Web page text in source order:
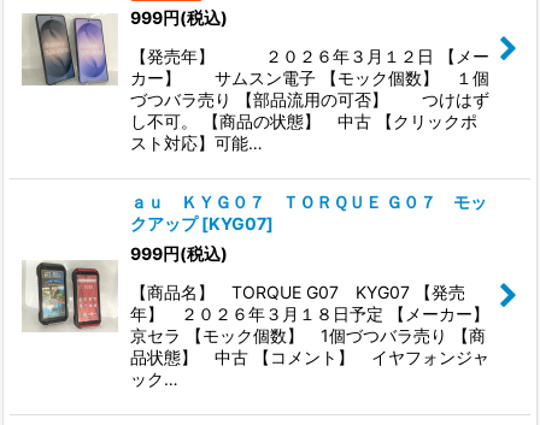
999円(税込)
【発売年】 ２０２６年３月１２日 【メー
カー】 サムスン電子 【モック個数】 １個
づつバラ売り 【部品流用の可否】 つけはず
し不可。 【商品の状態】 中古 【クリックポ
スト対応】可能…
ａｕ ＫＹＧ０７ ＴＯＲＱＵＥ Ｇ０７ モッ
クアップ [KYG07]
999円(税込)
【商品名】 TORQUE G07 KYG07 【発売
年】 ２０２６年３月１８日予定 【メーカー】
京セラ 【モック個数】 1個づつバラ売り 【商
品状態】 中古 【コメント】 イヤフォンジャ
ック…